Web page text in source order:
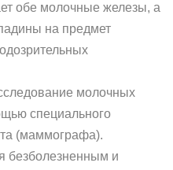
обе молочные железы, а
на предмет
молочных
специального
(маммографа).
безболезненным и